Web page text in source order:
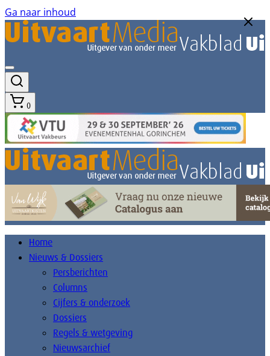
Ga naar inhoud
0
Home
Nieuws & Dossiers
Persberichten
Columns
Cijfers & onderzoek
Dossiers
Regels & wetgeving
Nieuwsarchief